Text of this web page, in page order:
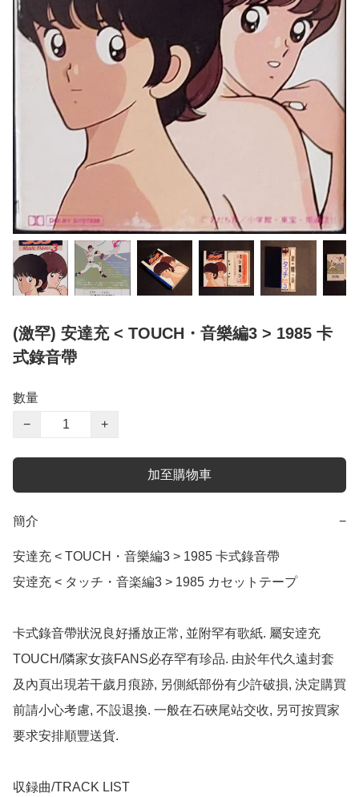
(激罕) 安達充 < TOUCH・音樂編3 > 1985 卡
式錄音帶
數量
−
+
加至購物車
簡介 −
安達充 < TOUCH・音樂編3 > 1985 卡式錄音帶
安逹充 < タッチ・音楽編3 > 1985 カセットテープ
卡式錄音帶狀況良好播放正常, 並附罕有歌紙. 屬安逹充
TOUCH/隣家女孩FANS必存罕有珍品. 由於年代久遠封套
及內頁出現若干歲月痕跡, 另側紙部份有少許破損, 決定購買
前請小心考慮, 不設退換. 一般在石硤尾站交收, 另可按買家
要求安排順豐送貨.
収録曲/TRACK LIST